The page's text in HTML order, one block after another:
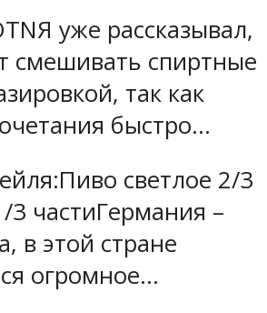
уже рассказывал,
смешивать спиртные
так как
быстро…
светлое 2/3
3 частиГермания –
в этой стране
огромное…